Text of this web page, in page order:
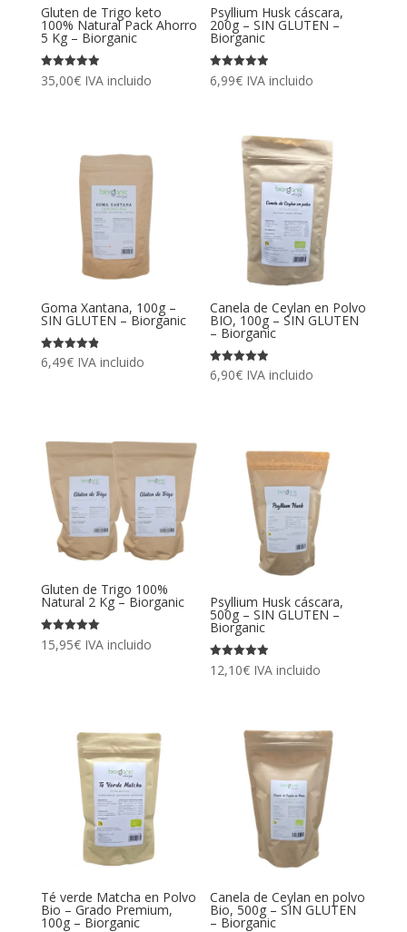
Gluten de Trigo keto
100% Natural Pack Ahorro
5 Kg – Biorganic
Valorado
con
35,00€ IVA incluido
Psyllium Husk cáscara,
200g – SIN GLUTEN –
Biorganic
Valorado
con
6,99€ IVA incluido
Goma Xantana, 100g –
SIN GLUTEN – Biorganic
Valorado
con
6,49€ IVA incluido
Canela de Ceylan en Polvo
BIO, 100g – SIN GLUTEN
– Biorganic
Valorado
con
6,90€ IVA incluido
Gluten de Trigo 100%
Natural 2 Kg – Biorganic
Valorado
con
15,95€ IVA incluido
Psyllium Husk cáscara,
500g – SIN GLUTEN –
Biorganic
Valorado
con
12,10€ IVA incluido
Té verde Matcha en Polvo
Bio – Grado Premium,
100g – Biorganic
Canela de Ceylan en polvo
Bio, 500g – SIN GLUTEN
– Biorganic